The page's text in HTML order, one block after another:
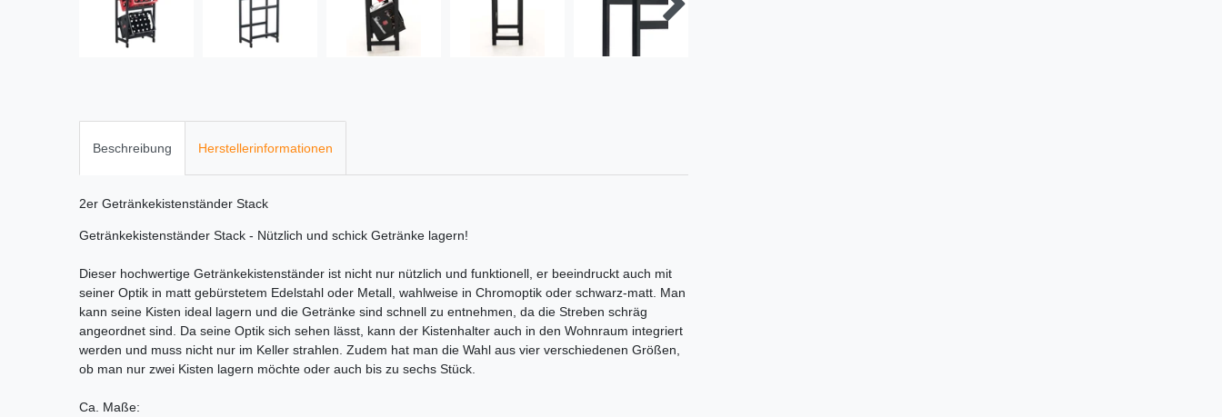
Beschreibung Herstellerinformationen
2er Getränkekistenständer Stack
Getränkekistenständer Stack - Nützlich und schick Getränke lagern!
Dieser hochwertige Getränkekistenständer ist nicht nur nützlich und funktionell, er beeindruckt auch mit
seiner Optik in matt gebürstetem Edelstahl oder Metall, wahlweise in Chromoptik oder schwarz-matt. Man
kann seine Kisten ideal lagern und die Getränke sind schnell zu entnehmen, da die Streben schräg
angeordnet sind. Da seine Optik sich sehen lässt, kann der Kistenhalter auch in den Wohnraum integriert
werden und muss nicht nur im Keller strahlen. Zudem hat man die Wahl aus vier verschiedenen Größen,
ob man nur zwei Kisten lagern möchte oder auch bis zu sechs Stück.
Ca. Maße: